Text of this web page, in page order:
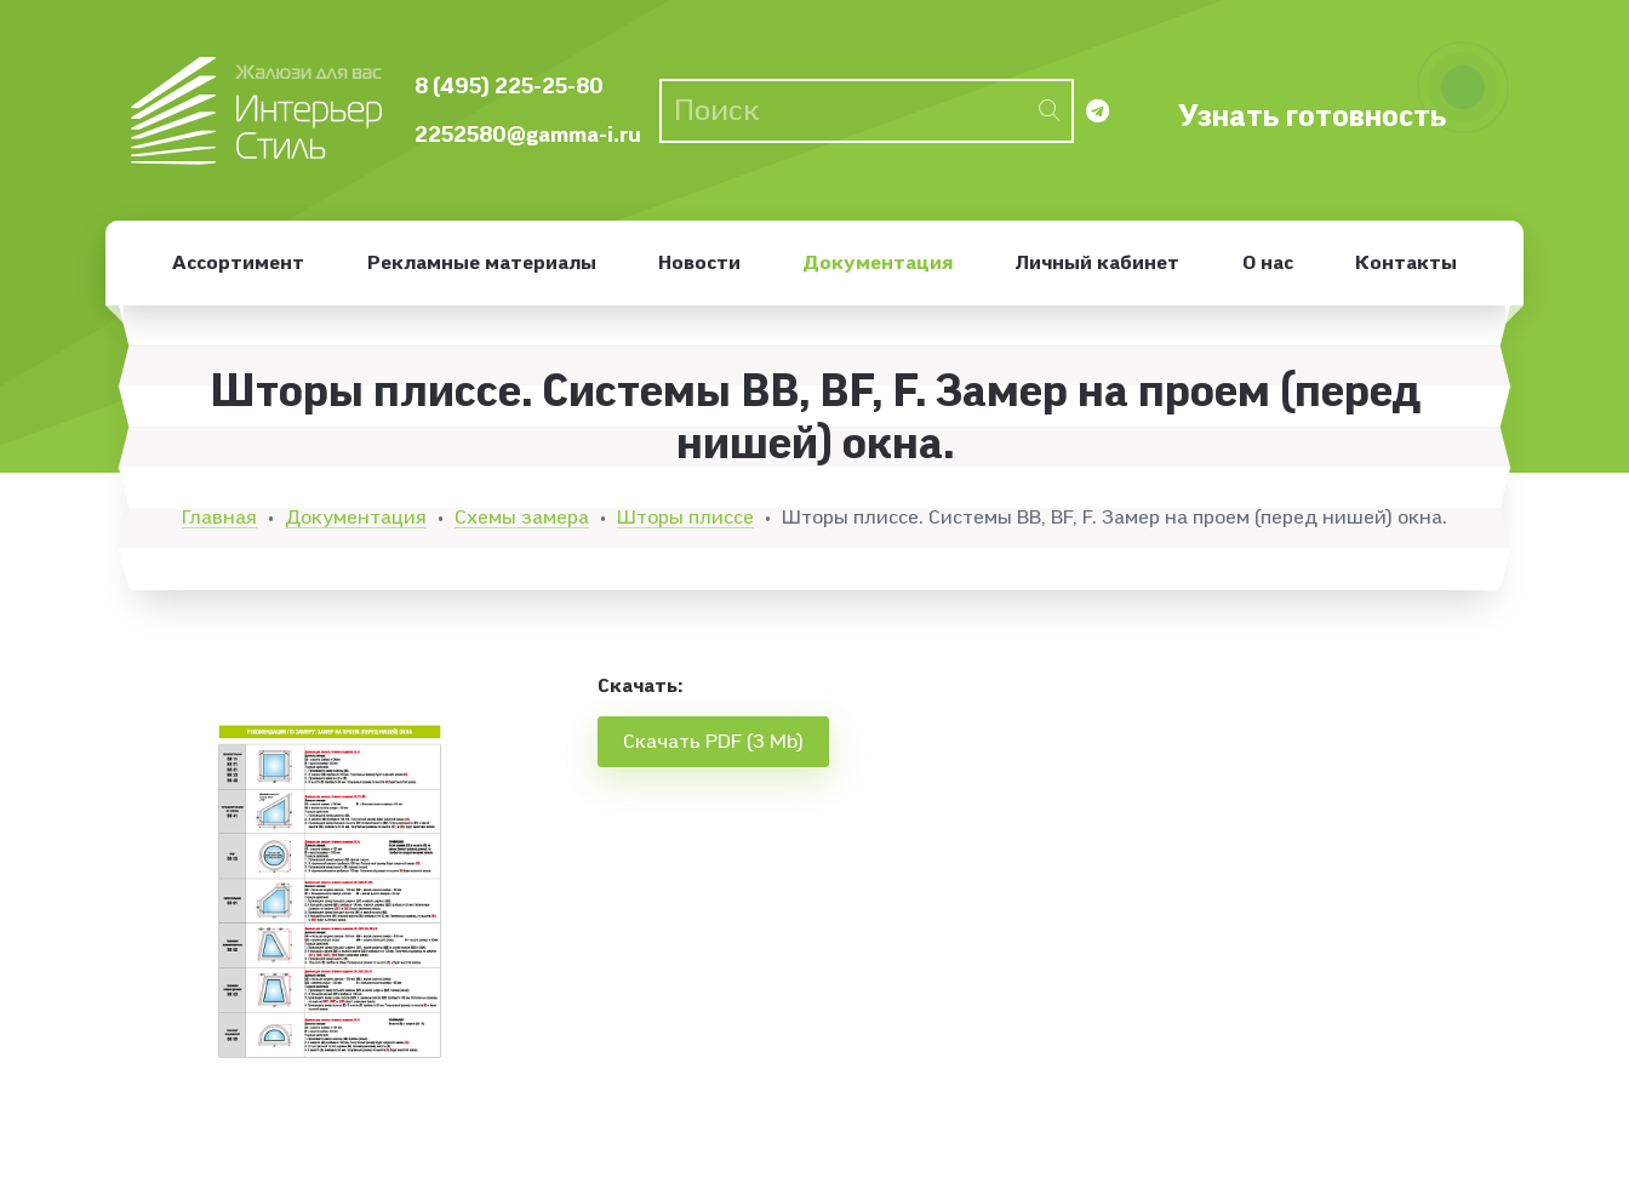
8 (495) 225-25-80
2252580@gamma-i.ru
Узнать готовность
Ассортимент Рекламные материалы Новости Документация Личный кабинет О нас Контакты
Шторы плиссе. Системы BB, BF, F. Замер на проем (перед
нишей) окна.
Главная • Документация • Схемы замера • Шторы плиссе • Шторы плиссе. Системы BB, BF, F. Замер на проем (перед нишей) окна.
Скачать:
Скачать PDF (3 Mb)